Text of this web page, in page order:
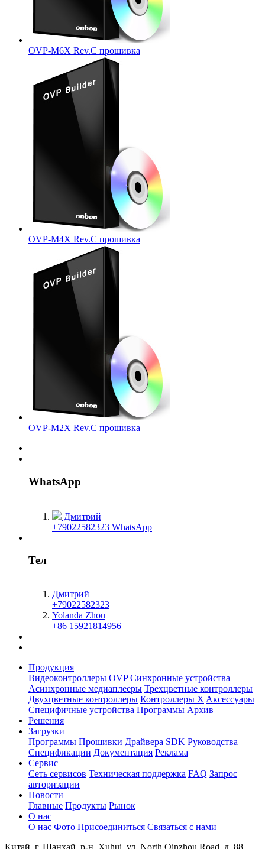
OVP-M6X Rev.C прошивка
OVP-M4X Rev.C прошивка
OVP-M2X Rev.C прошивка
WhatsApp
Дмитрий
+79022582323 WhatsApp
Тел
Дмитрий
+79022582323
Yolanda Zhou
+86 15921814956
Продукция
Видеоконтроллеры OVP Синхронные устройства
Асинхронные медиаплееры Трехцветные контроллеры
Двухцветные контроллеры Контроллеры X Aксессуары
Специфичные устройства Программы Архив
Решения
Загрузки
Программы Прошивки Драйвера SDK Руководства
Спецификации Документация Реклама
Сервис
Сеть сервисов Техническая поддержка FAQ Запрос
авторизации
Новости
Главные Продукты Рынок
О нас
О нас Фото Присоединиться Связаться с нами